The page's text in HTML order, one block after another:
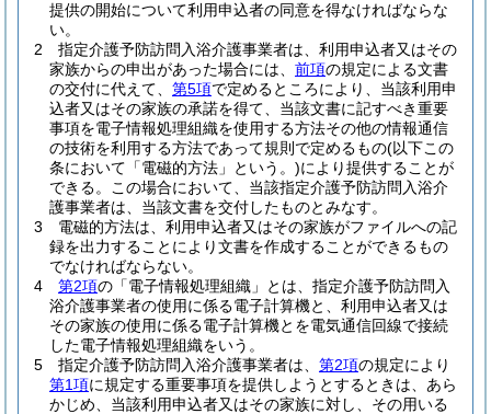
提供の開始について利用申込者の同意を得なければならな
い。
2
指定介護予防訪問入浴介護事業者は、利用申込者又はその
家族からの申出があった場合には、 前項の規定による文書
の交付に代えて、 第5項で定めるところにより、当該利用申
込者又はその家族の承諾を得て、当該文書に記すべき重要
事項を電子情報処理組織を使用する方法その他の情報通信
の技術を利用する方法であって規則で定めるもの(以下この
条において「電磁的方法」という。)により提供することが
できる。
この場合において、当該指定介護予防訪問入浴介
護事業者は、当該文書を交付したものとみなす。
3
電磁的方法は、利用申込者又はその家族がファイルへの記
録を出力することにより文書を作成することができるもの
でなければならない。
4
第2項の「電子情報処理組織」とは、指定介護予防訪問入
浴介護事業者の使用に係る電子計算機と、利用申込者又は
その家族の使用に係る電子計算機とを電気通信回線で接続
した電子情報処理組織をいう。
5
指定介護予防訪問入浴介護事業者は、 第2項の規定により
第1項に規定する重要事項を提供しようとするときは、あら
かじめ、当該利用申込者又はその家族に対し、その用いる